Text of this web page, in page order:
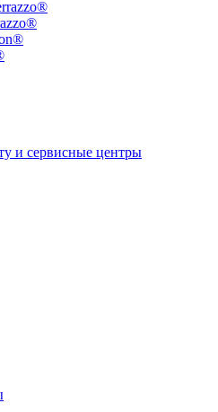
и сервисные центры